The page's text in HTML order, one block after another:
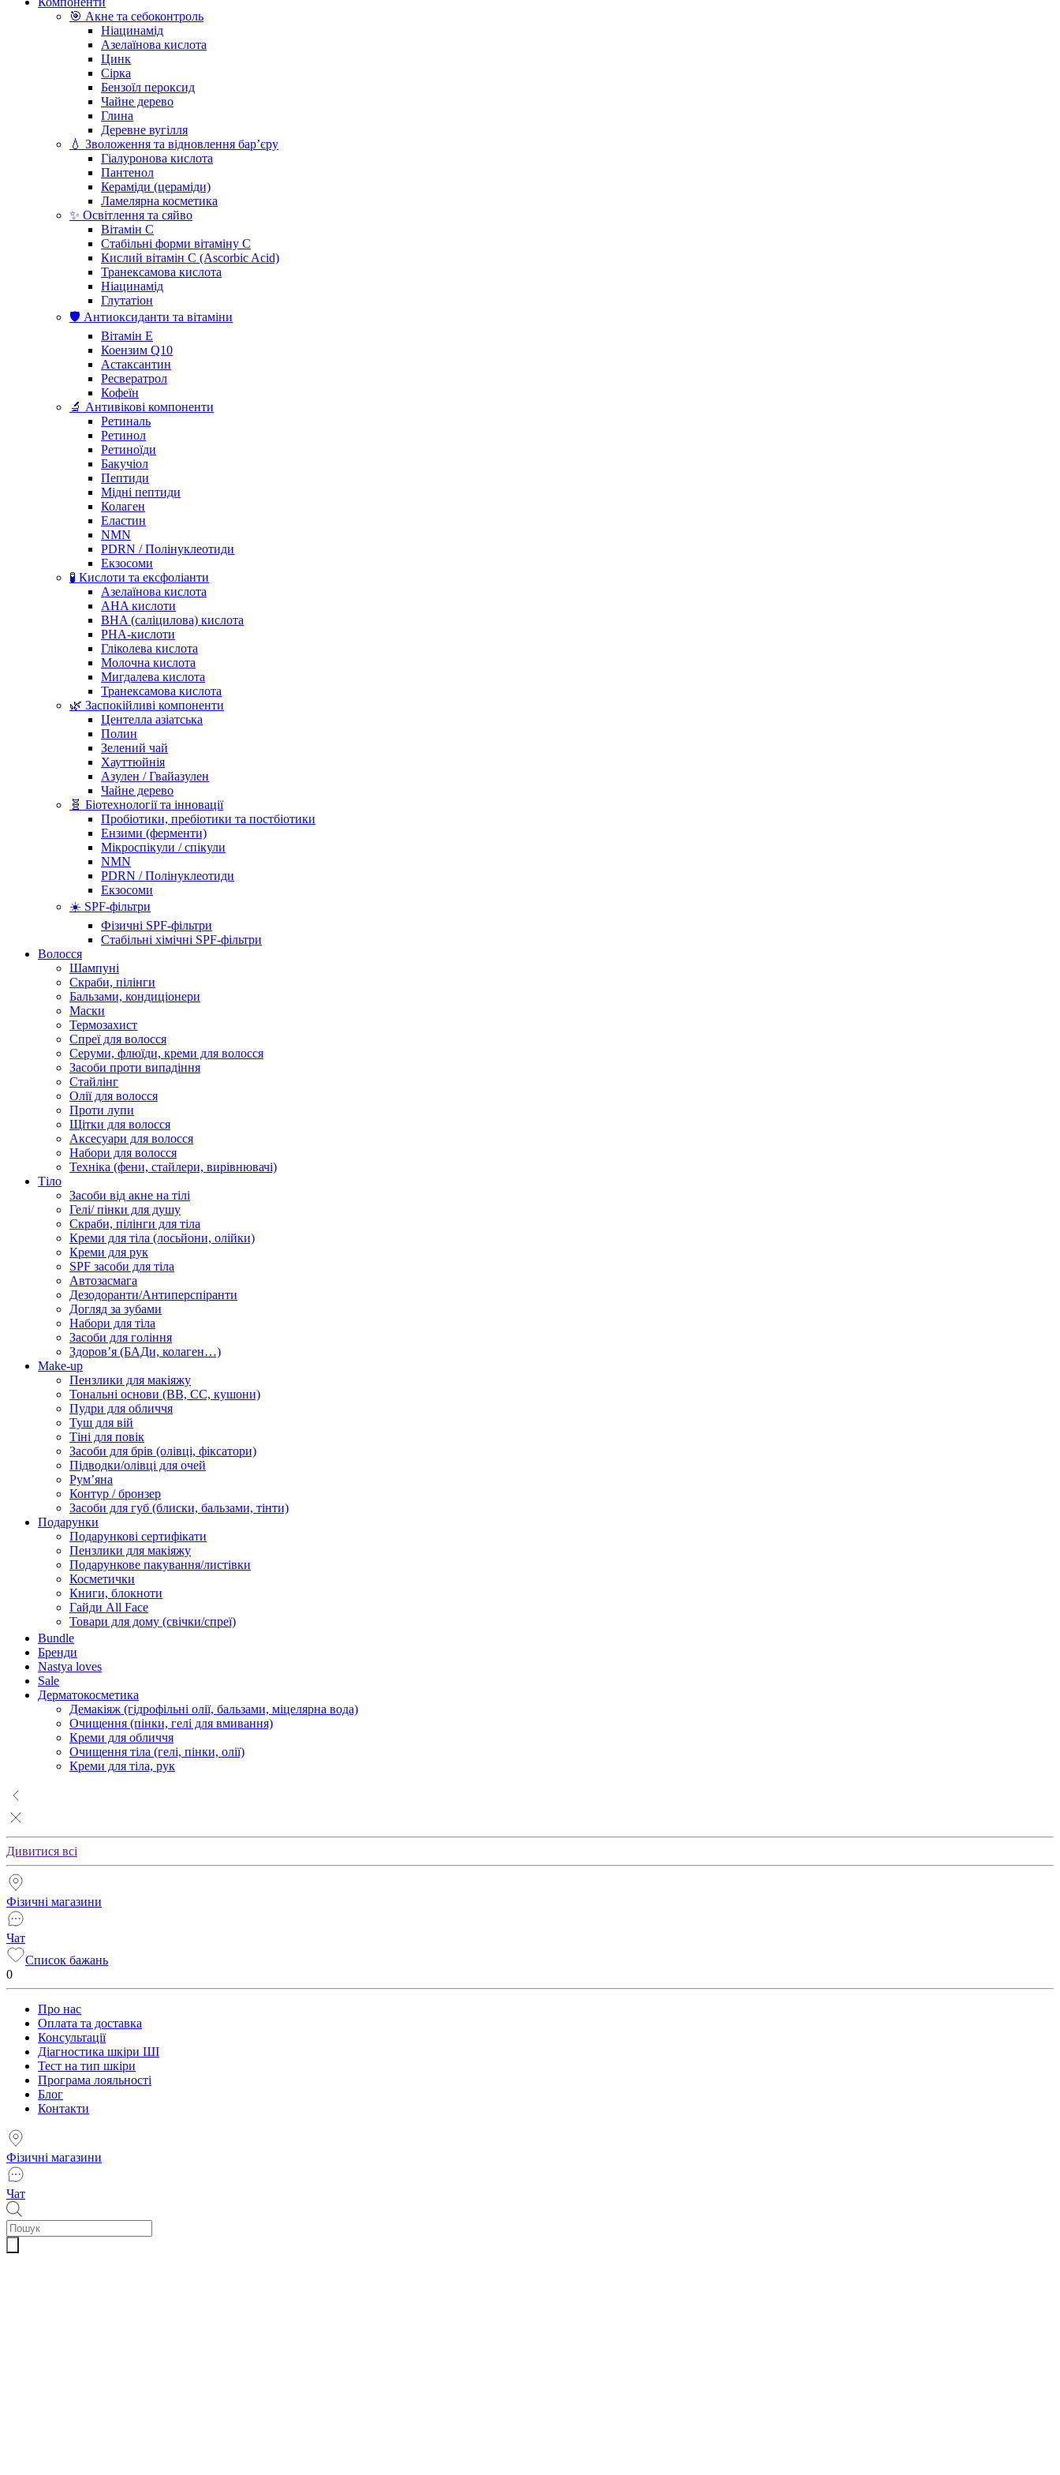
🎯 Акне та себоконтроль
Ніацинамід
Азелаїнова кислота
Цинк
Сірка
Бензоїл пероксид
Чайне дерево
Глина
Деревне вугілля
💧 Зволоження та відновлення бар’єру
Гіалуронова кислота
Пантенол
Кераміди (цераміди)
Ламелярна косметика
✨ Освітлення та сяйво
Вітамін С
Стабільні форми вітаміну С
Кислий вітамін С (Ascorbic Acid)
Транексамова кислота
Ніацинамід
Глутатіон
🛡️ Антиоксиданти та вітаміни
Вітамін Е
Коензим Q10
Астаксантин
Ресвератрол
Кофеїн
🔬 Антивікові компоненти
Ретиналь
Ретинол
Ретиноїди
Бакучіол
Пептиди
Мідні пептиди
Колаген
Еластин
NMN
PDRN / Полінуклеотиди
Екзосоми
🧪 Кислоти та ексфоліанти
Азелаїнова кислота
AHA кислоти
BHA (саліцилова) кислота
PHA-кислоти
Гліколева кислота
Молочна кислота
Мигдалева кислота
Транексамова кислота
🌿 Заспокійливі компоненти
Центелла азіатська
Полин
Зелений чай
Хауттюйнія
Азулен / Гвайазулен
Чайне дерево
🧬 Біотехнології та інновації
Пробіотики, пребіотики та постбіотики
Ензими (ферменти)
Мікроспікули / спікули
NMN
PDRN / Полінуклеотиди
Екзосоми
☀️ SPF-фільтри
Фізичні SPF-фільтри
Стабільні хімічні SPF-фільтри
Волосся
Шампуні
Скраби, пілінги
Бальзами, кондиціонери
Маски
Термозахист
Спреї для волосся
Серуми, флюїди, креми для волосся
Засоби проти випадіння
Стайлінг
Олії для волосся
Проти лупи
Щітки для волосся
Аксесуари для волосся
Набори для волосся
Техніка (фени, стайлери, вирівнювачі)
Тіло
Засоби від акне на тілі
Гелі/ пінки для душу
Скраби, пілінги для тіла
Креми для тіла (лосьйони, олійки)
Креми для рук
SPF засоби для тіла
Автозасмага
Дезодоранти/Антиперспіранти
Догляд за зубами
Набори для тіла
Засоби для гоління
Здоровʼя (БАДи, колаген…)
Make-up
Пензлики для макіяжу
Тональні основи (BB, CC, кушони)
Пудри для обличчя
Туш для вій
Тіні для повік
Засоби для брів (олівці, фіксатори)
Підводки/олівці для очей
Румʼяна
Контур / бронзер
Засоби для губ (блиски, бальзами, тінти)
Подарунки
Подарункові сертифікати
Пензлики для макіяжу
Подарункове пакування/листівки
Косметички
Книги, блокноти
Гайди All Face
Товари для дому (свічки/спреї)
Bundle
Бренди
Nastya loves
Sale
Дерматокосметика
Демакіяж (гідрофільні олії, бальзами, міцелярна вода)
Очищення (пінки, гелі для вмивання)
Креми для обличчя
Очищення тіла (гелі, пінки, олії)
Креми для тіла, рук
Дивитися всі
Фізичні магазини
Чат
Список бажань
0
Про нас
Оплата та доставка
Консультації
Діагностика шкіри ШІ
Тест на тип шкіри
Програма лояльності
Блог
Контакти
Фізичні магазини
Чат
Пошук
товарів